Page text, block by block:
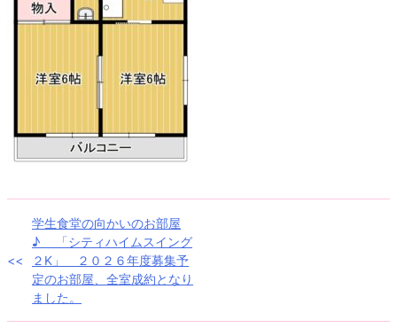
稿
ビ
学生食堂の向かいのお部屋
♪ 「シティハイムスイング
２K」 ２０２６年度募集予
定のお部屋、全室成約となり
ました。